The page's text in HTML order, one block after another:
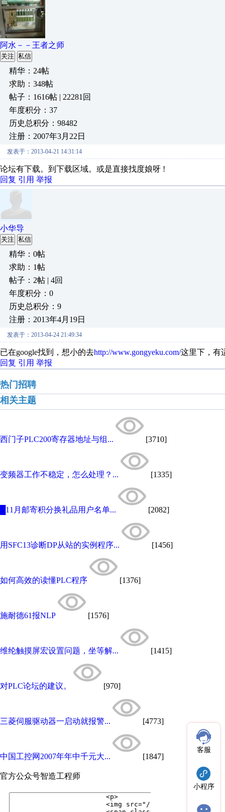
阿水－－王者之师
关注 私信
精华：24帖
求助：348帖
帖子：1616帖 | 22281回
年度积分：37
历史总积分：98482
注册：2007年3月22日
发表于：2013-04-21 14:31:14
论坛有下载。到下载区域。或是直接找度娘呀 !
回复 引用 举报
小华导
关注 私信
精华：0帖
求助：1帖
帖子：2帖 | 4回
年度积分：0
历史总积分：9
注册：2013年4月19日
发表于：2013-04-24 21:49:34
已在google找到，想小的去http://www.gongyeku.com/这里下，有
回复 引用 举报
热门招聘
相关主题
西门子PLC200寄存器地址与组... [3710]
变频器工作不稳定，怎么处理？... [1335]
█11月邮寄积分换礼品用户名单... [2082]
用SFC13诊断DP从站的实例程序... [1456]
如何高效的读懂PLC程序 [1376]
施耐德61报NLP [1576]
维纶触摸屏宏设置问题，坐等解... [1415]
对PLC论坛的建议。 [970]
三菱伺服驱动器一启动就报警... [4773]
中国工控网2007年年中千元大... [1847]
官方公众号智造工程师
客服
小程序